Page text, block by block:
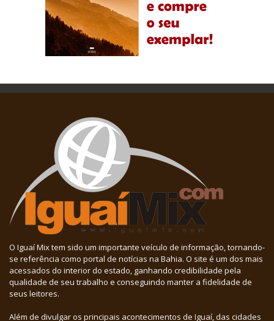
O Iguaí Mix tem sido um importante veículo de informação, tornando-
se referência como portal de notícias na Bahia. O site é um dos mais
acessados do interior do estado, ganhando credibilidade pela
qualidade de seu trabalho e conseguindo manter a fidelidade de
seus leitores.
Além de divulgar os principais acontecimentos de Iguaí, das cidades